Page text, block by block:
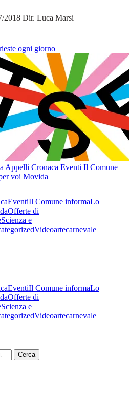
2018 Dir. Luca Marsi
ogni giorno
Appelli Cronaca Eventi Il Comune
voi Movida
EventiIl Comune informaLo
Offerte di
Scienza e
Videoartecarnevale
EventiIl Comune informaLo
Offerte di
Scienza e
Videoartecarnevale
Cerca